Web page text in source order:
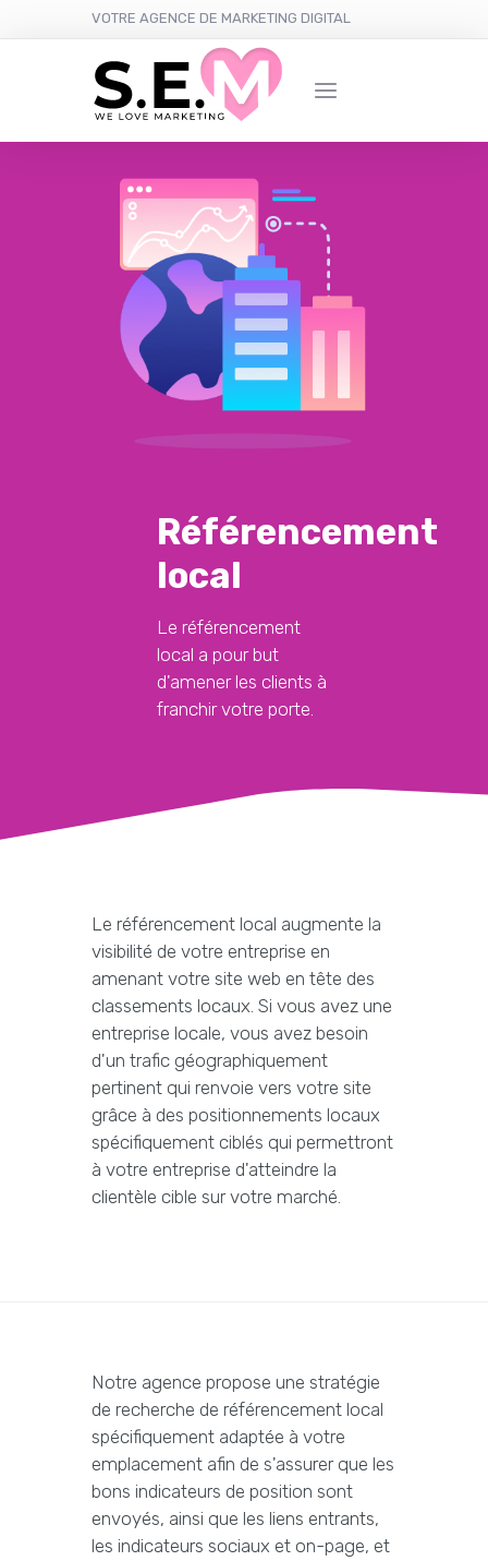
VOTRE AGENCE DE MARKETING DIGITAL
Référencement
local
Le référencement
local a pour but
d'amener les clients à
franchir votre porte.
Le référencement local augmente la
visibilité de votre entreprise en
amenant votre site web en tête des
classements locaux. Si vous avez une
entreprise locale, vous avez besoin
d'un trafic géographiquement
pertinent qui renvoie vers votre site
grâce à des positionnements locaux
spécifiquement ciblés qui permettront
à votre entreprise d'atteindre la
clientèle cible sur votre marché.
Notre agence propose une stratégie
de recherche de référencement local
spécifiquement adaptée à votre
emplacement afin de s'assurer que les
bons indicateurs de position sont
envoyés, ainsi que les liens entrants,
les indicateurs sociaux et on-page, et